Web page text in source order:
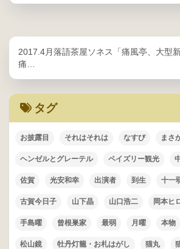
2017.4月落語茶屋ソネス「痛風亭、大型
痛…
タグ
お披露目 それはそれは なすび まさ
ヘンゼルとグレーテル ペイズリー観光
佐賀 光安和幸 出演者 到生 十一
古賀今日子 山下晶 山口浩二 岡本ヒ
手島曜 曾根巣家 最弱 月曜 本物
松山鏡 牡丹灯籠・お札はがし 猫丸